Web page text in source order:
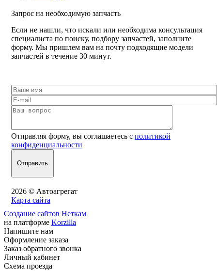
Запрос на необходимую запчасть
Если не нашли, что искали или необходима консультация
специалиста по поиску, подбору запчастей, заполните
форму. Мы пришлем вам на почту подходящие модели
запчастей в течение 30 минут.
Отправляя форму, вы соглашаетесь с политикой
конфиденциальности
2026 © Автоагрегат
Карта сайта
Создание сайтов Неткам
на платформе Korzilla
Напишите нам
Оформление заказа
Заказ обратного звонка
Личный кабинет
Схема проезда